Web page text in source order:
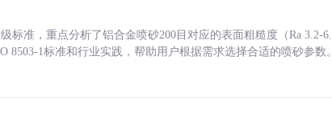
标准，重点分析了铝合金喷砂200目对应的表面粗糙度（Ra 3.2-
8503-1标准和行业实践，帮助用户根据需求选择合适的喷砂参数。